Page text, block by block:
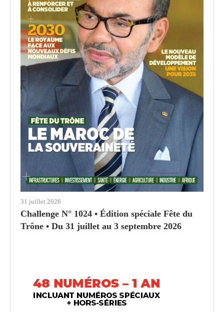
31 juillet 2026
Challenge N° 1024 • Édition spéciale Fête du
Trône • Du 31 juillet au 3 septembre 2026